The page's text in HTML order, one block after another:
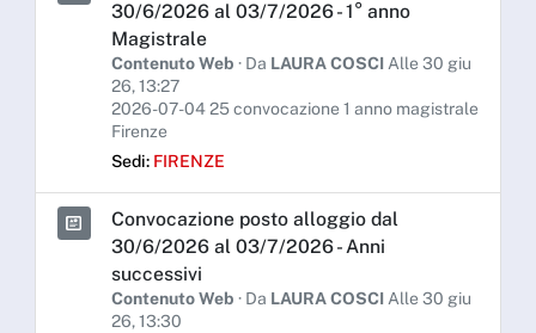
30/6/2026 al 03/7/2026 - 1° anno
Magistrale
Contenuto Web · Da LAURA COSCI Alle 30 giu
26, 13:27
2026-07-04 25 convocazione 1 anno magistrale
Firenze
Sedi: FIRENZE
Convocazione posto alloggio dal
30/6/2026 al 03/7/2026 - Anni
successivi
Contenuto Web · Da LAURA COSCI Alle 30 giu
26, 13:30